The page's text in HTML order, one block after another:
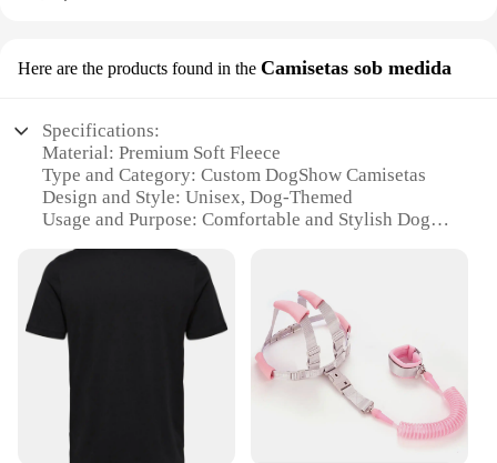
Here are the products found in the Camisetas sob medida
Specifications:
Material: Premium Soft Fleece
Type and Category: Custom DogShow Camisetas
Design and Style: Unisex, Dog-Themed
Usage and Purpose: Comfortable and Stylish Dog
Typical Adaptive Scenario: Dog Shows,
Competitions, and Events
Performance and Property: Durable and Machine
Washable
Features:
**Comfort and Style for Your Canine Companion**
Caminha Pelúcia DogShow Camisetas are not just a
piece of clothing for your dog; they're a statement